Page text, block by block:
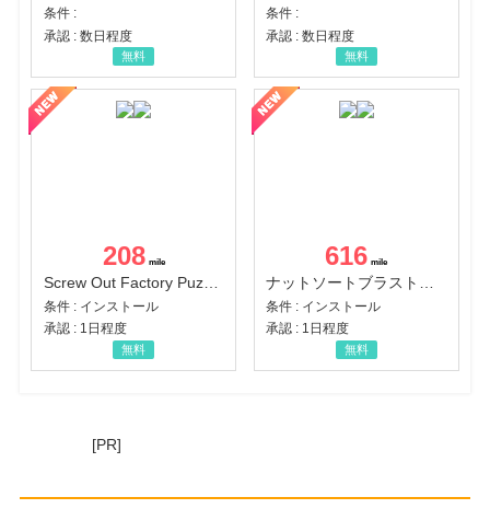
条件 :
承認 : 数日程度
無料
条件 :
承認 : 数日程度
無料
208
Screw Out Factory Puzzle 3D（経験値バーのマイルストーンを5にする（ユーザーレベル5に到達する））（Android）
条件 : インストール
承認 : 1日程度
無料
616
条件 : インストール
承認 : 1日程度
無料
[PR]